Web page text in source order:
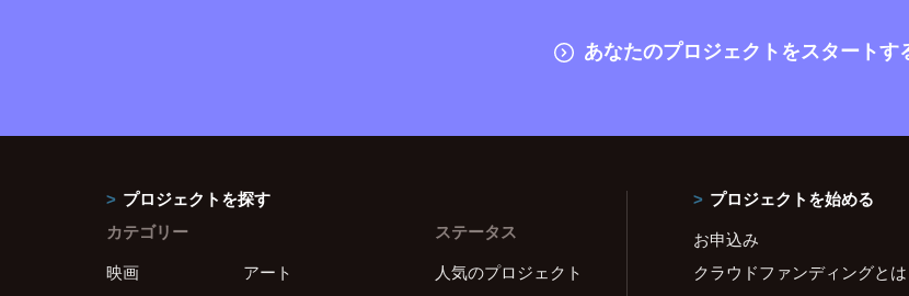
あなたのプロジェクトをスタートす
プロジェクトを探す
カテゴリー
映画
アート
ステータス
人気のプロジェクト
プロジェクトを始める
お申込み
クラウドファンディングとは